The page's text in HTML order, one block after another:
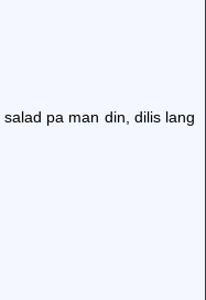
pa man din, dilis lang